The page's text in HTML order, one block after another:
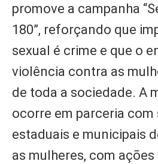
promove a campanha
180”, reforçando que
sexual é crime e que o
violência contra as
de toda a sociedade. A
ocorre em parceria com
estaduais e municipais
as mulheres, com